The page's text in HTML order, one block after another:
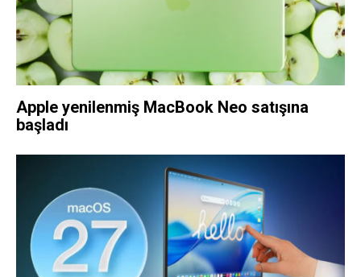
Apple yenilenmiş MacBook Neo satışına
başladı